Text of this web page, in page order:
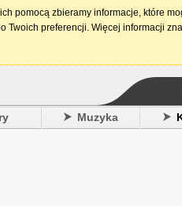
15.
Muzyka
pomocą zbieramy informacje, które
Twoich preferencji. Więcej informacji